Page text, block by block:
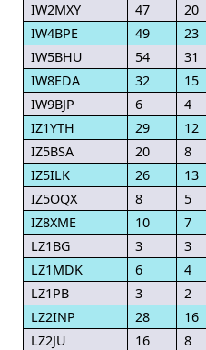
IW2MXY
47 20
IW4BPE
49 23
IW5BHU
54 31
IW8EDA
32 15
IW9BJP
6 4
IZ1YTH
29 12
IZ5BSA
20 8
IZ5ILK
26 13
IZ5OQX
8 5
IZ8XME
10 7
LZ1BG
3 3
LZ1MDK
6 4
LZ1PB
3 2
LZ2INP
28 16
LZ2JU
16 8